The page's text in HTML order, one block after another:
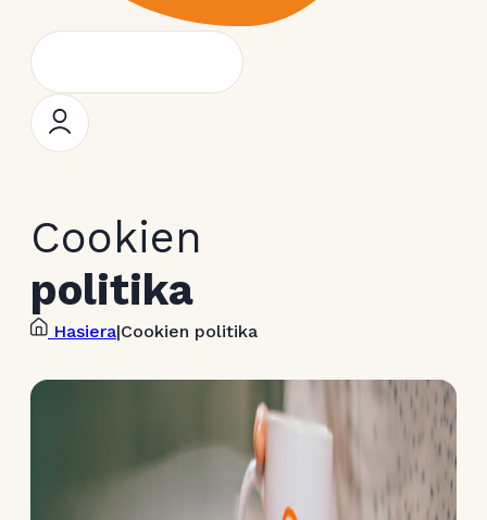
Cookien
politika
Hasiera|Cookien politika